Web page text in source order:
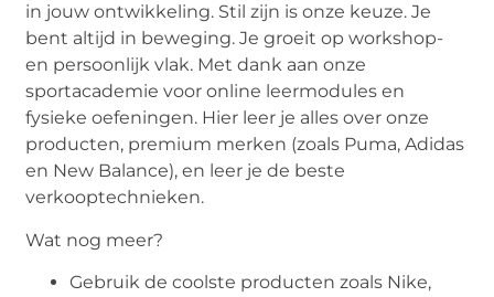
in jouw ontwikkeling. Stil zijn is onze keuze. Je
bent altijd in beweging. Je groeit op workshop-
en persoonlijk vlak. Met dank aan onze
sportacademie voor online leermodules en
fysieke oefeningen. Hier leer je alles over onze
producten, premium merken (zoals Puma, Adidas
en New Balance), en leer je de beste
verkooptechnieken.
Wat nog meer?
Gebruik de coolste producten zoals Nike,